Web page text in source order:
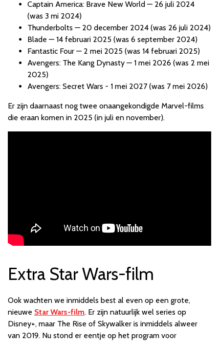
Captain America: Brave New World — 26 juli 2024
(was 3 mi 2024)
Thunderbolts — 20 december 2024 (was 26 juli 2024)
Blade — 14 februari 2025 (was 6 september 2024)
Fantastic Four — 2 mei 2025 (was 14 februari 2025)
Avengers: The Kang Dynasty — 1 mei 2026 (was 2 mei
2025)
Avengers: Secret Wars - 1 mei 2027 (was 7 mei 2026)
Er zijn daarnaast nog twee onaangekondigde Marvel-films
die eraan komen in 2025 (in juli en november).
Extra Star Wars-film
Ook wachten we inmiddels best al even op een grote,
nieuwe Star Wars-film. Er zijn natuurlijk wel series op
Disney+, maar The Rise of Skywalker is inmiddels alweer
van 2019. Nu stond er eentje op het program voor